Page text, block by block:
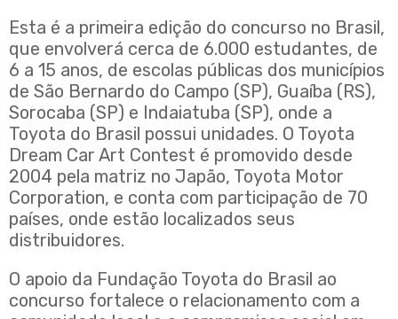
Esta é a primeira edição do concurso no Brasil,
que envolverá cerca de 6.000 estudantes, de
6 a 15 anos, de escolas públicas dos municípios
de São Bernardo do Campo (SP), Guaíba (RS),
Sorocaba (SP) e Indaiatuba (SP), onde a
Toyota do Brasil possui unidades. O Toyota
Dream Car Art Contest é promovido desde
2004 pela matriz no Japão, Toyota Motor
Corporation, e conta com participação de 70
países, onde estão localizados seus
distribuidores.
O apoio da Fundação Toyota do Brasil ao
concurso fortalece o relacionamento com a